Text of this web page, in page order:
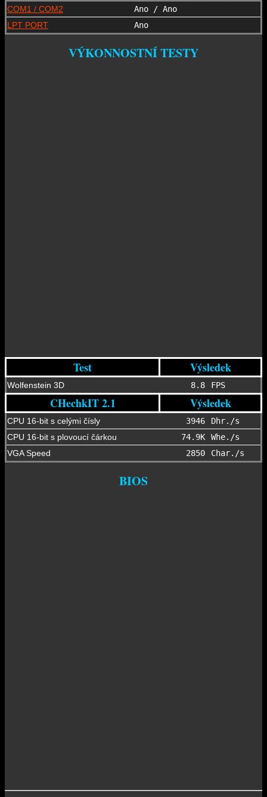
COM1 / COM2
Ano / Ano
LPT PORT
Ano
VÝKONNOSTNÍ TESTY
Test Výsledek
Wolfenstein 3D 8.8 FPS
CHechkIT 2.1 Výsledek
CPU 16-bit s celými čísly 3946
Dhr./s
CPU 16-bit s plovoucí čárkou
74.9K
Whe./s
VGA Speed
2850 Char./s
BIOS